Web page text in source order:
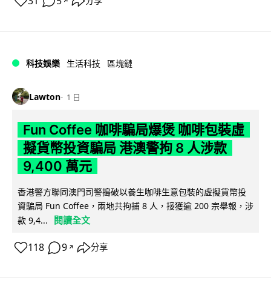
科技娛樂 生活科技 區塊鏈
Lawton 1 日
Fun Coffee 咖啡騙局爆煲 咖啡包裝虛
擬貨幣投資騙局 港澳警拘 8 人涉款
9,400 萬元
香港警方聯同澳門司警搗破以養生咖啡生意包裝的虛擬貨幣投
資騙局 Fun Coffee，兩地共拘捕 8 人，接獲逾 200 宗舉報，涉
款 9,4...
閱讀全文
118 9 ↗ 分享